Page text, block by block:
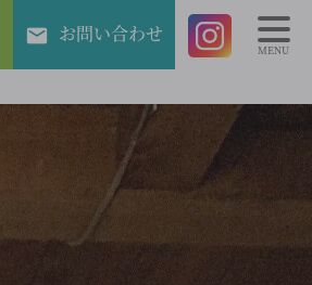
お問い合わせ
MENU